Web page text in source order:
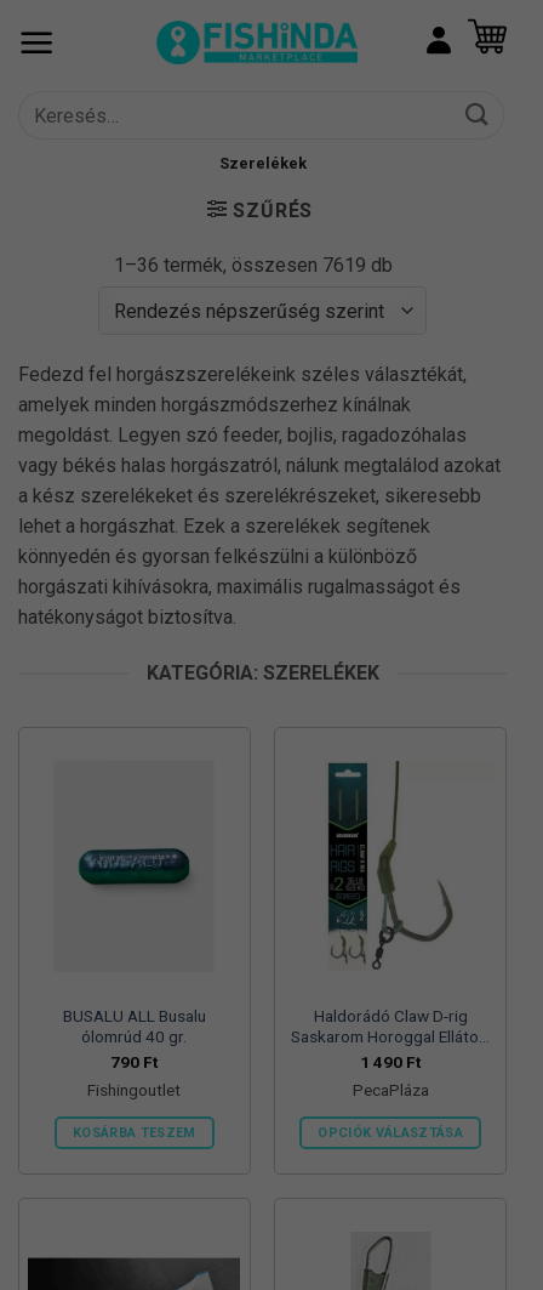
Keresés
Szerelékek
SZŰRÉS
1–36 termék, összesen 7619 dbSorted
Fedezd fel horgászszerelékeink széles választékát,
amelyek minden horgászmódszerhez kínálnak
megoldást. Legyen szó feeder, bojlis, ragadozóhalas
vagy békés halas horgászatról, nálunk megtalálod azokat
a kész szerelékeket és szerelékrészeket, sikeresebb
lehet a horgászhat. Ezek a szerelékek segítenek
könnyedén és gyorsan felkészülni a különböző
horgászati kihívásokra, maximális rugalmasságot és
hatékonyságot biztosítva.
KATEGÓRIA: SZERELÉKEK
BUSALU ALL Busalu
ólomrúd 40 gr.
790 Ft
Fishingoutlet
KOSÁRBA TESZEM
Haldorádó Claw D-rig
Saskarom Horoggal Ellátott
Univerzális RIG
1 490 Ft
PecaPláza
OPCIÓK VÁLASZTÁSA
több
variációja